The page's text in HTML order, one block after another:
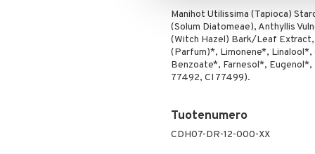
Manihot Utilissima (Tapioca)
(Solum Diatomeae), Anthyllis
(Witch Hazel) Bark/Leaf Extract,
(Parfum)*, Limonene*,
Benzoate*, Farnesol*, Eugenol*,
77492, CI 77499).
Tuotenumero
CDH07-DR-12-000-XX